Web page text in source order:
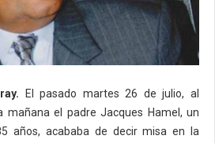
El pasado martes 26 de julio, al
mañana el padre Jacques Hamel, un
años, acababa de decir misa en la